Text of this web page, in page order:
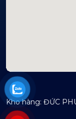
mapembeds.com
Kho hàng: ĐỨC